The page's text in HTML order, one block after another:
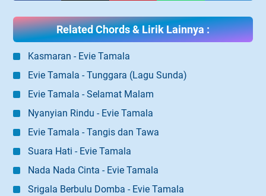
Related Chords & Lirik Lainnya :
Kasmaran - Evie Tamala
Evie Tamala - Tunggara (Lagu Sunda)
Evie Tamala - Selamat Malam
Nyanyian Rindu - Evie Tamala
Evie Tamala - Tangis dan Tawa
Suara Hati - Evie Tamala
Nada Nada Cinta - Evie Tamala
Srigala Berbulu Domba - Evie Tamala